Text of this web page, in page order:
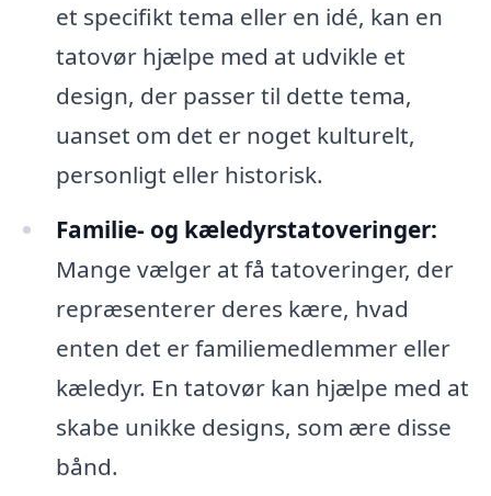
et specifikt tema eller en idé, kan en
tatovør hjælpe med at udvikle et
design, der passer til dette tema,
uanset om det er noget kulturelt,
personligt eller historisk.
Familie- og kæledyrstatoveringer:
Mange vælger at få tatoveringer, der
repræsenterer deres kære, hvad
enten det er familiemedlemmer eller
kæledyr. En tatovør kan hjælpe med at
skabe unikke designs, som ære disse
bånd.